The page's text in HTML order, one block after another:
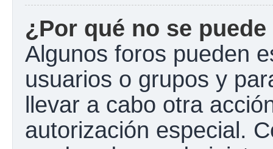
¿Por qué no se
Algunos foros pueden
usuarios o grupos y
llevar a cabo otra
autorización especial.